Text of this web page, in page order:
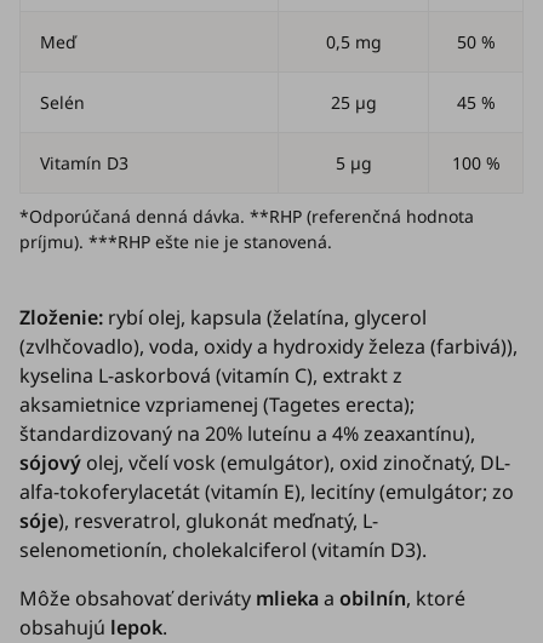
Meď 0,5 mg 50 %
Selén 25 µg 45 %
Vitamín D3 5 µg 100 %
*Odporúčaná denná dávka. **RHP (referenčná hodnota
príjmu). ***RHP ešte nie je stanovená.
Zloženie: rybí olej, kapsula (želatína, glycerol
(zvlhčovadlo), voda, oxidy a hydroxidy železa (farbivá)),
kyselina L-askorbová (vitamín C), extrakt z
aksamietnice vzpriamenej (Tagetes erecta);
štandardizovaný na 20% luteínu a 4% zeaxantínu),
sójový olej, včelí vosk (emulgátor), oxid zinočnatý, DL-
alfa-tokoferylacetát (vitamín E), lecitíny (emulgátor; zo
sóje), resveratrol, glukonát meďnatý, L-
selenometionín, cholekalciferol (vitamín D3).
Môže obsahovať deriváty mliekaa obilnín, ktoré
obsahujú lepok.